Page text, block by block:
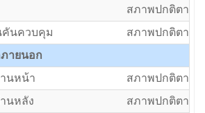
สภาพปกติตาม
คันควบคุม
สภาพปกติตาม
ายนอก
นหน้า
สภาพปกติตาม
นหลัง
สภาพปกติตาม